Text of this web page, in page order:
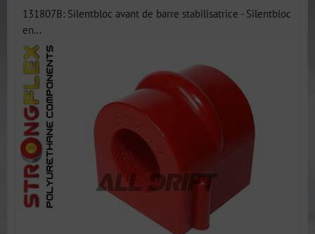
131807B: Silentbloc avant de barre stabilisatrice - Silentbloc
en...